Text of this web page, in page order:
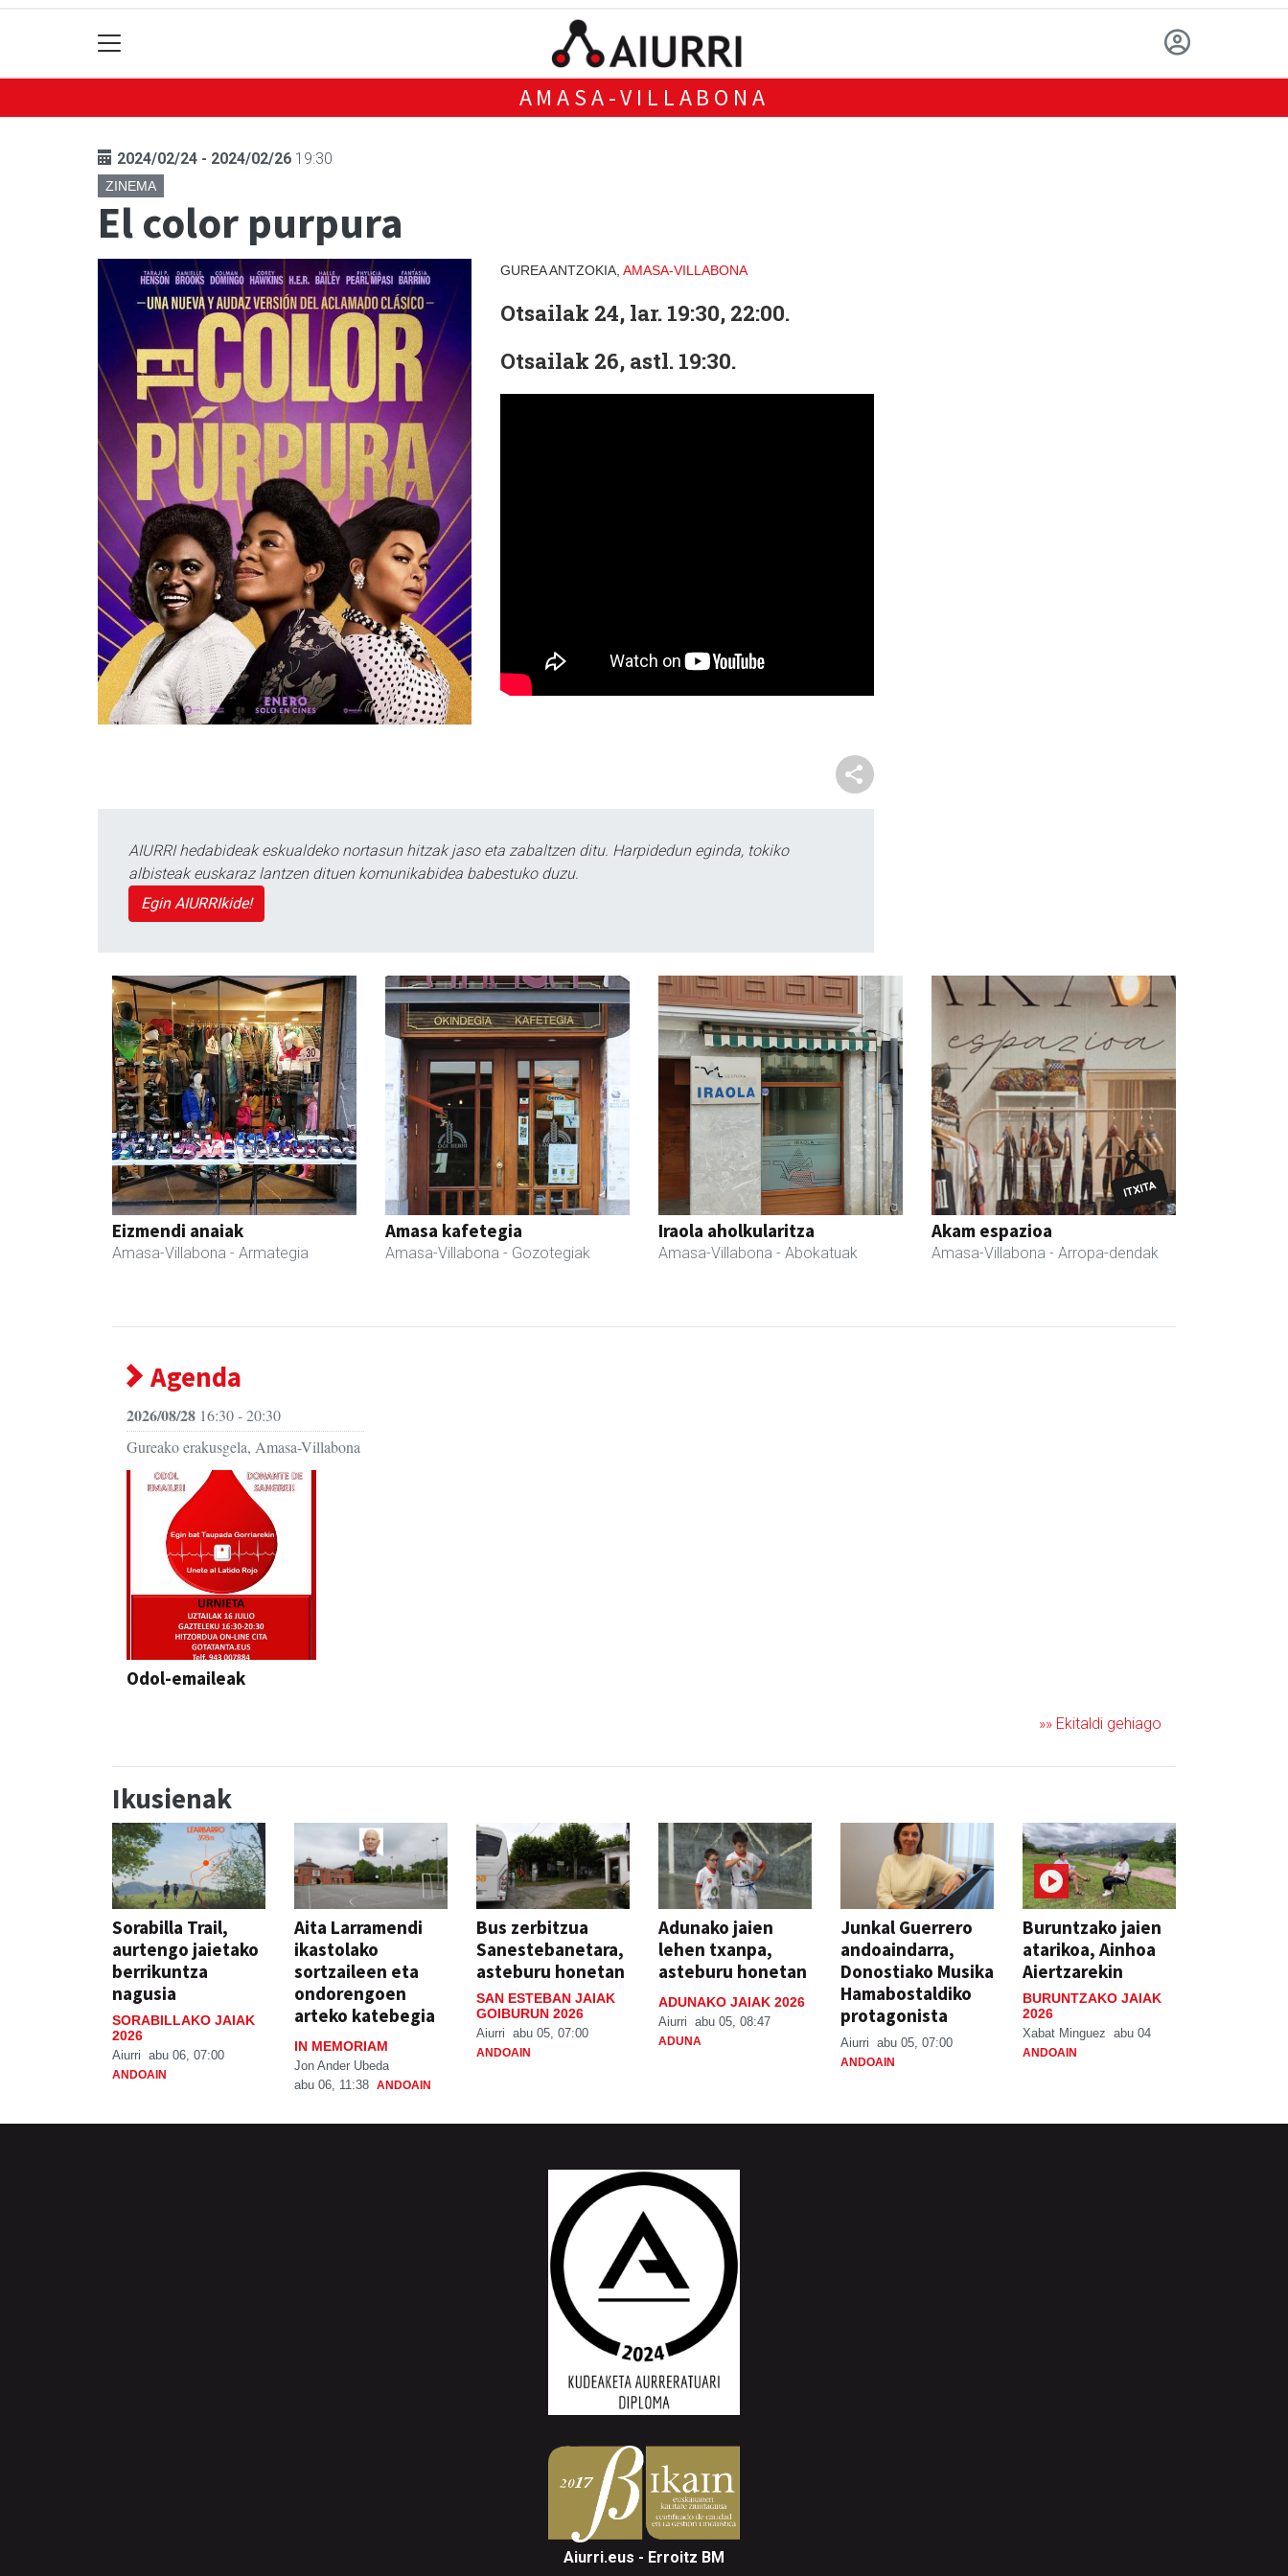
AMASA-VILLABONA
2024/02/24 - 2024/02/26 19:30
ZINEMA
El color purpura
GUREA ANTZOKIA, AMASA-VILLABONA
Otsailak 24, lar. 19:30, 22:00.
Otsailak 26, astl. 19:30.
AIURRI hedabideak eskualdeko nortasun hitzak jaso eta zabaltzen ditu. Harpidedun eginda, tokiko
albisteak euskaraz lantzen dituen komunikabidea babestuko duzu.
Egin AIURRIkide!
Eizmendi anaiak
Amasa-Villabona - Armategia
Amasa kafetegia
Amasa-Villabona - Gozotegiak
Iraola aholkularitza
Amasa-Villabona - Abokatuak
Akam espazioa
Amasa-Villabona - Arropa-dendak
Agenda
2026/08/28 16:30 - 20:30
Gureako erakusgela, Amasa-Villabona
Odol-emaileak
»» Ekitaldi gehiago
Ikusienak
Sorabilla Trail,
aurtengo jaietako
berrikuntza
nagusia
SORABILLAKO JAIAK
2026
Aiurri abu 06, 07:00
ANDOAIN
Aita Larramendi
ikastolako
sortzaileen eta
ondorengoen
arteko katebegia
IN MEMORIAM
Jon Ander Ubeda
abu 06, 11:38 ANDOAIN
Bus zerbitzua
Sanestebanetara,
asteburu honetan
SAN ESTEBAN JAIAK
GOIBURUN 2026
Aiurri abu 05, 07:00
ANDOAIN
Adunako jaien
lehen txanpa,
asteburu honetan
ADUNAKO JAIAK 2026
Aiurri abu 05, 08:47
ADUNA
Junkal Guerrero
andoaindarra,
Donostiako Musika
Hamabostaldiko
protagonista
Aiurri abu 05, 07:00
ANDOAIN
Buruntzako jaien
atarikoa, Ainhoa
Aiertzarekin
BURUNTZAKO JAIAK
2026
Xabat Minguez abu 04
ANDOAIN
Aiurri.eus - Erroitz BM